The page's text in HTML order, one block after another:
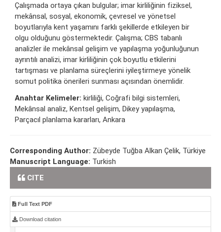
Çalışmada ortaya çıkan bulgular; imar kirliliğinin fiziksel,
mekânsal, sosyal, ekonomik, çevresel ve yönetsel
boyutlarıyla kent yaşamını farklı şekillerde etkileyen bir
olgu olduğunu göstermektedir. Çalışma; CBS tabanlı
analizler ile mekânsal gelişim ve yapılaşma yoğunluğunun
ayrıntılı analizi, imar kirliliğinin çok boyutlu etkilerini
tartışması ve planlama süreçlerini iyileştirmeye yönelik
somut politika önerileri sunması açısından önemlidir.
Anahtar Kelimeler: kirliliği, Coğrafi bilgi sistemleri,
Mekânsal analiz, Kentsel gelişim, Dikey yapılaşma,
Parçacıl planlama kararları, Ankara
Corresponding Author: Zübeyde Tuğba Alkan Çelik, Türkiye
Manuscript Language: Turkish
CITE
Full Text PDF
Download citation